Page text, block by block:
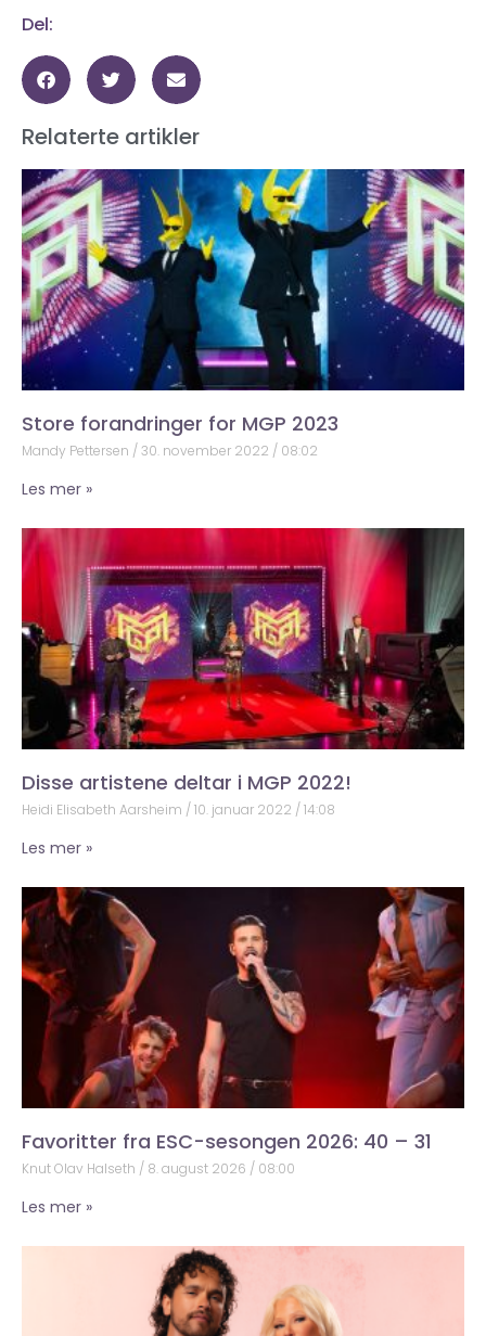
Del:
Relaterte artikler
Store forandringer for MGP 2023
Mandy Pettersen 30. november 2022 08:02
Les mer »
Disse artistene deltar i MGP 2022!
Heidi Elisabeth Aarsheim 10. januar 2022 14:08
Les mer »
Favoritter fra ESC-sesongen 2026: 40 – 31
Knut Olav Halseth 8. august 2026 08:00
Les mer »